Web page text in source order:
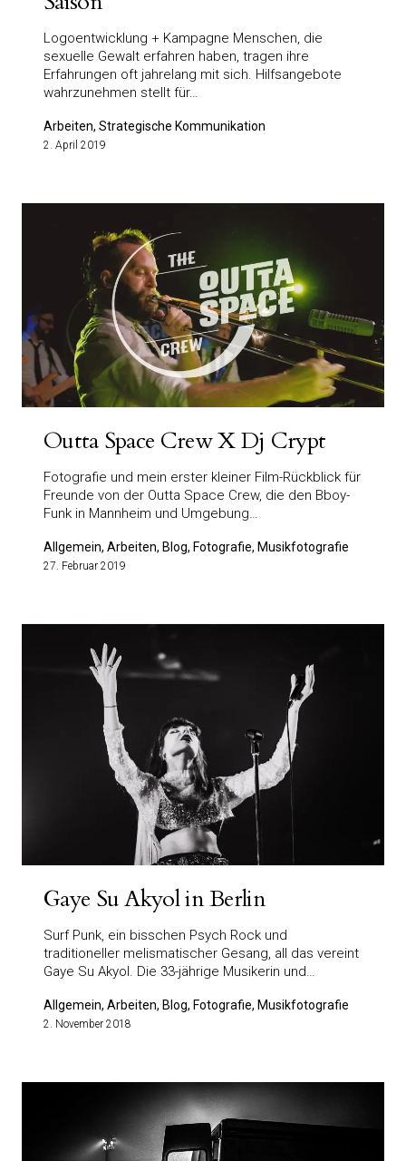
Logoentwicklung + Kampagne Menschen, die
sexuelle Gewalt erfahren haben, tragen ihre
Erfahrungen oft jahrelang mit sich. Hilfsangebote
wahrzunehmen stellt für…
Arbeiten, Strategische Kommunikation
2. April 2019
Outta Space Crew X Dj Crypt
Fotografie und mein erster kleiner Film-Rückblick für
Freunde von der Outta Space Crew, die den Bboy-
Funk in Mannheim und Umgebung…
Allgemein, Arbeiten, Blog, Fotografie, Musikfotografie
27. Februar 2019
Gaye Su Akyol in Berlin
Surf Punk, ein bisschen Psych Rock und
traditioneller melismatischer Gesang, all das vereint
Gaye Su Akyol. Die 33-jährige Musikerin und…
Allgemein, Arbeiten, Blog, Fotografie, Musikfotografie
2. November 2018